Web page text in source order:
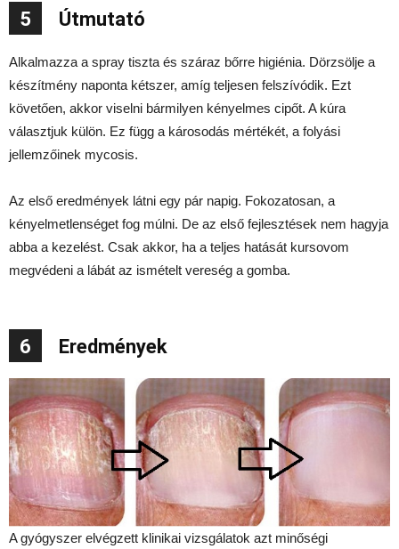
5 Útmutató
Alkalmazza a spray tiszta és száraz bőrre higiénia. Dörzsölje a
készítmény naponta kétszer, amíg teljesen felszívódik. Ezt
követően, akkor viselni bármilyen kényelmes cipőt. A kúra
választjuk külön. Ez függ a károsodás mértékét, a folyási
jellemzőinek mycosis.
Az első eredmények látni egy pár napig. Fokozatosan, a
kényelmetlenséget fog múlni. De az első fejlesztések nem hagyja
abba a kezelést. Csak akkor, ha a teljes hatását kursovom
megvédeni a lábát az ismételt vereség a gomba.
6 Eredmények
A gyógyszer elvégzett klinikai vizsgálatok azt minőségi